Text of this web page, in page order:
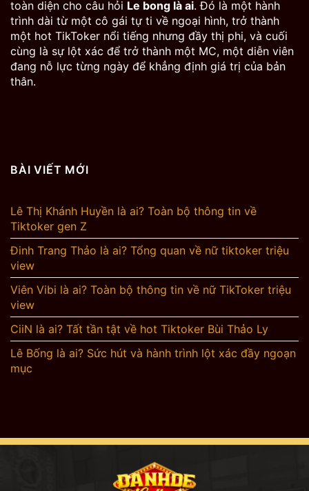
toàn diện cho câu hỏi Le bong là ai. Đó là một hành
trình dài từ một cô gái tự ti về ngoại hình, trở thành
một hot TikToker nổi tiếng nhưng đầy thị phi, và cuối
cùng là sự lột xác để trở thành một MC, một diễn viên
đang nỗ lực từng ngày để khẳng định giá trị của bản
thân.
BÀI VIẾT MỚI
Lê Thị Khánh Huyền là ai? Toàn bộ thông tin về
Tiktoker gen Z
Đinh Trang Thảo là ai? Tổng quan về nữ tiktoker triệu
view
Viên Vibi là ai? Toàn bộ thông tin về nữ TikToker triệu
view
CiiN là ai? Tất tần tật về hot Tiktoker Bùi Thảo Ly
Lê Bống là ai? Sức hút và hành trình lột xác đầy ngoạn
mục